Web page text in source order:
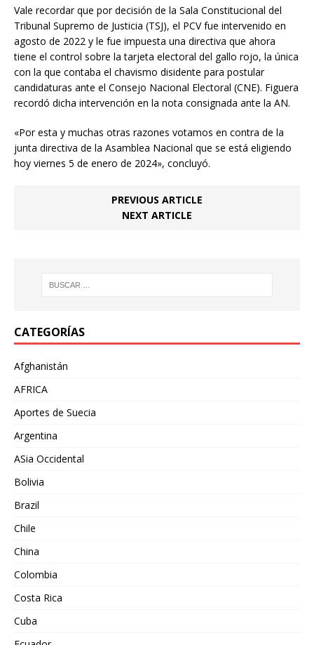
Vale recordar que por decisión de la Sala Constitucional del
Tribunal Supremo de Justicia (TSJ), el PCV fue intervenido en
agosto de 2022 y le fue impuesta una directiva que ahora
tiene el control sobre la tarjeta electoral del gallo rojo, la única
con la que contaba el chavismo disidente para postular
candidaturas ante el Consejo Nacional Electoral (CNE). Figuera
recordó dicha intervención en la nota consignada ante la AN.
«Por esta y muchas otras razones votamos en contra de la
junta directiva de la Asamblea Nacional que se está eligiendo
hoy viernes 5 de enero de 2024», concluyó.
PREVIOUS ARTICLE
NEXT ARTICLE
CATEGORÍAS
Afghanistán
AFRICA
Aportes de Suecia
Argentina
ASia Occidental
Bolivia
Brazil
Chile
China
Colombia
Costa Rica
Cuba